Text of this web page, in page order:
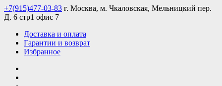
Skip
to
+7(915)477-03-83 г. Москва, м. Чкаловская, Мельницкий пер.
Д. 6 стр1 офис 7
Доставка и оплата
Гарантии и возврат
Избранное